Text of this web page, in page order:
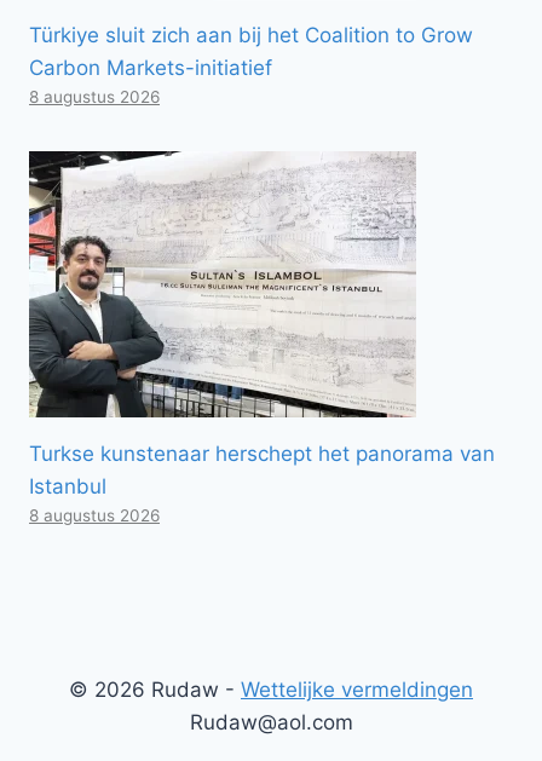
Türkiye sluit zich aan bij het Coalition to Grow
Carbon Markets-initiatief
8 augustus 2026
Turkse kunstenaar herschept het panorama van
Istanbul
8 augustus 2026
© 2026 Rudaw - Wettelijke vermeldingen
Rudaw@aol.com